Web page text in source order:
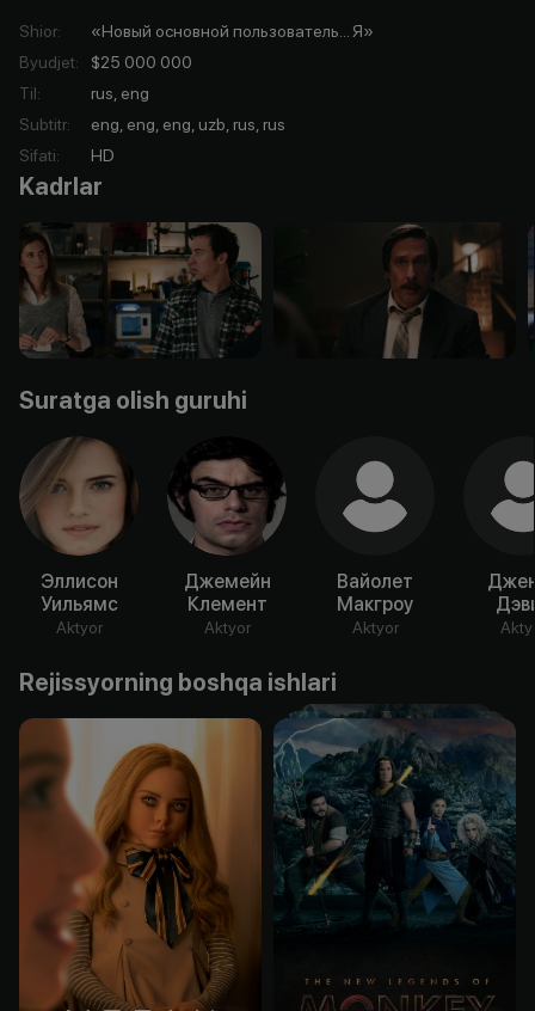
Shior:
«Новый основной пользователь... Я»
Byudjet:
$25 000 000
Til:
rus, eng
Subtitr:
eng, eng, eng, uzb, rus, rus
Sifati: HD
Kadrlar
Suratga olish guruhi
Эллисон
Уильямс
Aktyor
Джемейн
Клемент
Aktyor
Вайолет
Макгроу
Aktyor
Rejissyorning boshqa ishlari